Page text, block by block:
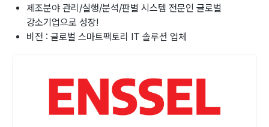
제조분야 관리/실행/분석/판별 시스템 전문인 글로벌
강소기업으로 성장!
비전 : 글로벌 스마트팩토리 IT 솔루션 업체